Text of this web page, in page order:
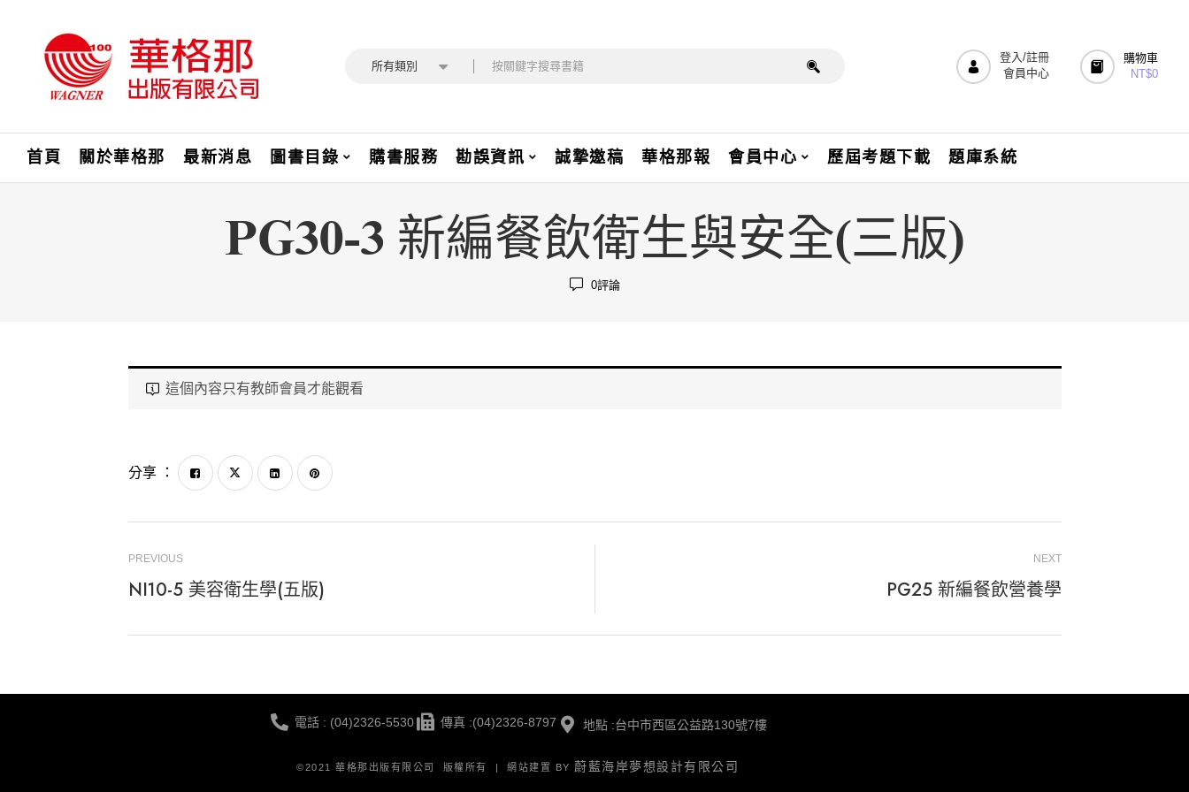
所有類別
登入/註冊
會員中心
購物車
NT$0
首頁 關於華格那 最新消息 圖書目錄 購書服務 勘誤資訊 誠摯邀稿 華格那報 會員中心 歷屆考題下載 題庫系統
PG30-3 新編餐飲衛生與安全(三版)
0評論
這個內容只有教師會員才能觀看
分享 ：
PREVIOUS
NI10-5 美容衛生學(五版)
NEXT
PG25 新編餐飲營養學
電話 : (04)2326-5530 傳真 :(04)2326-8797 地點 :台中市西區公益路130號7樓
©2021 華格那出版有限公司 版權所有 | 網站建置 BY 蔚藍海岸夢想設計有限公司